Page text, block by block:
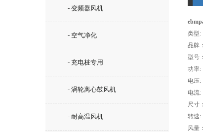
- 变频器风机
- 空气净化
- 充电桩专用
- 涡轮离心鼓风机
- 耐高温风机
类型:
品牌
型号
功率:
电压:
电流:
尺寸
转速:
风量